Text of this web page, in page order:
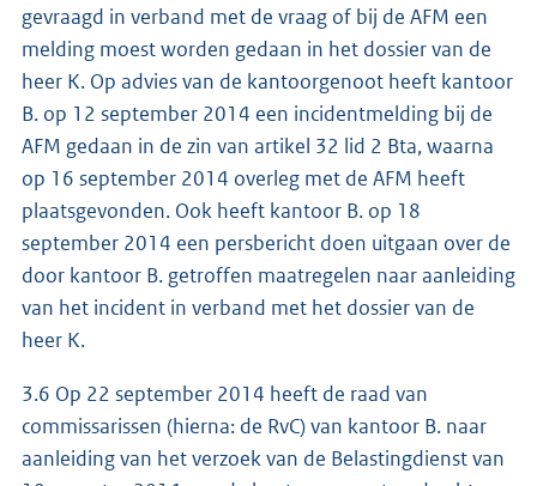
gevraagd in verband met de vraag of bij de AFM een
melding moest worden gedaan in het dossier van de
heer K. Op advies van de kantoorgenoot heeft kantoor
B. op 12 september 2014 een incidentmelding bij de
AFM gedaan in de zin van artikel 32 lid 2 Bta, waarna
op 16 september 2014 overleg met de AFM heeft
plaatsgevonden. Ook heeft kantoor B. op 18
september 2014 een persbericht doen uitgaan over de
door kantoor B. getroffen maatregelen naar aanleiding
van het incident in verband met het dossier van de
heer K.
3.6 Op 22 september 2014 heeft de raad van
commissarissen (hierna: de RvC) van kantoor B. naar
aanleiding van het verzoek van de Belastingdienst van